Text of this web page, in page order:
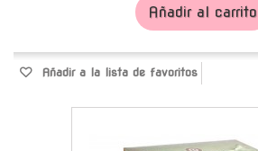
Añadir al carrito
Añadir a la lista de favoritos